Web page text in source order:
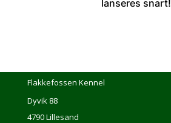
lanseres snart!
Flakkefossen Kennel
Dyvik 88
4790 Lillesand